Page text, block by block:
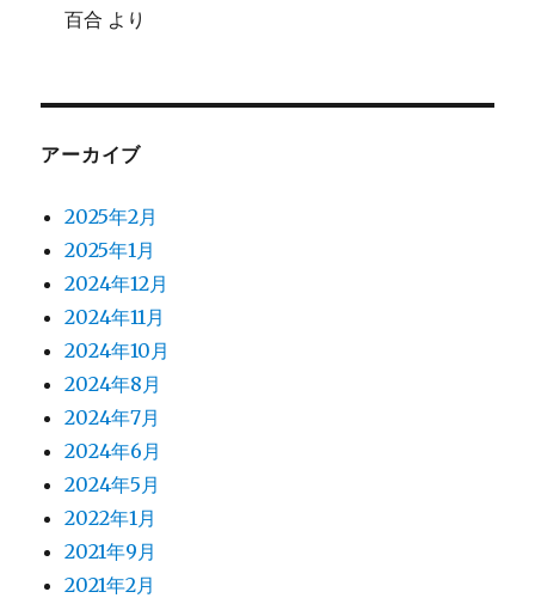
百合 より
アーカイブ
2025年2月
2025年1月
2024年12月
2024年11月
2024年10月
2024年8月
2024年7月
2024年6月
2024年5月
2022年1月
2021年9月
2021年2月